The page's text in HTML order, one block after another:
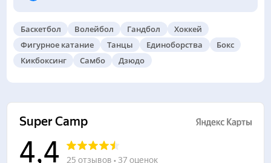
Баскетбол Волейбол Гандбол
Хоккей
Фигурное катание
Танцы Единоборства
Бокс
Кикбоксинг
Самбо Дзюдо